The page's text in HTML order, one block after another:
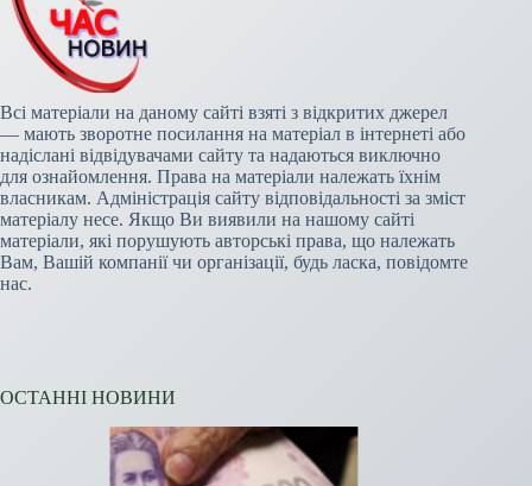
Всі матеріали на даному сайті взяті з відкритих джерел
— мають зворотне посилання на матеріал в інтернеті або
надіслані відвідувачами сайту та надаються виключно
для ознайомлення. Права на матеріали належать їхнім
власникам. Адміністрація сайту відповідальності за зміст
матеріалу несе. Якщо Ви виявили на нашому сайті
матеріали, які порушують авторські права, що належать
Вам, Вашій компанії чи організації, будь ласка, повідомте
нас.
ОСТАННІ НОВИНИ